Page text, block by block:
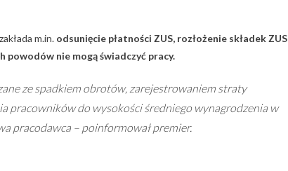
m.in. odsunięcie płatności ZUS, rozłożenie składek ZUS
powodów nie mogą świadczyć pracy.
ze spadkiem obrotów, zarejestrowaniem straty
pracowników do wysokości średniego wynagrodzenia w
pracodawca – poinformował premier.